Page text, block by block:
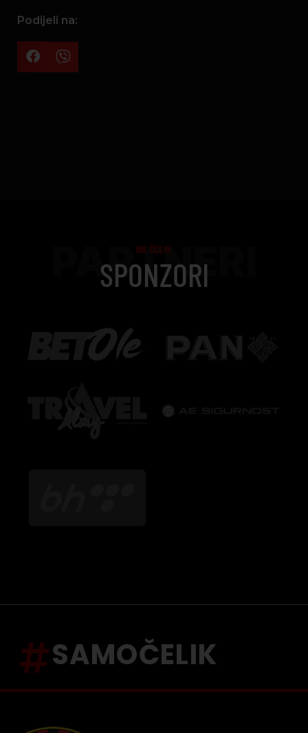
Podijeli na:
PARTNERI
NK ČELIK
SPONZORI
SAMOČELIK